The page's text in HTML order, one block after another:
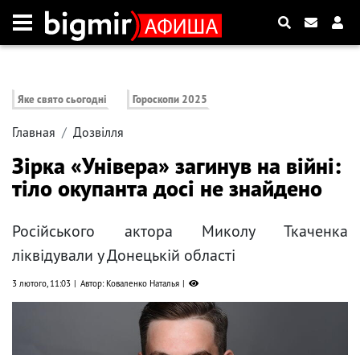
Яке свято сьогодні Гороскопи 2025
Главная Дозвілля
Зірка «Універа» загинув на війні:
тіло окупанта досі не знайдено
Російського актора Миколу Ткаченка
ліквідували у Донецькій області
3 лютого, 11:03 Автор: Коваленко Наталья